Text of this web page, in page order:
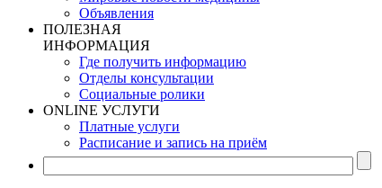
Объявления
ПОЛЕЗНАЯ
ИНФОРМАЦИЯ
Где получить информацию
Отделы консультации
Социальные ролики
ONLINE УСЛУГИ
Платные услуги
Расписание и запись на приём